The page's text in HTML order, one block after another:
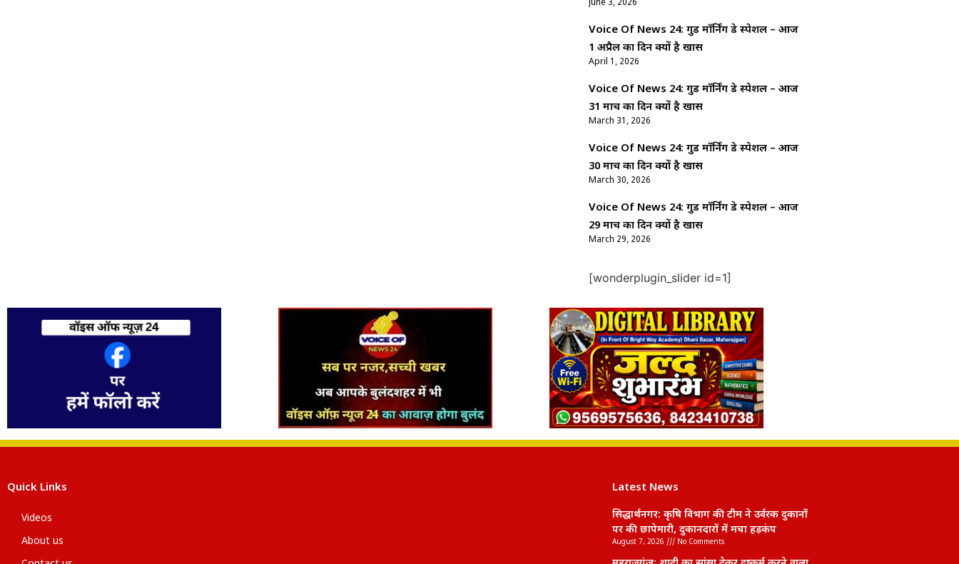
June 3, 2026
Voice Of News 24: गुड माॅर्निंग डे स्पेशल – आज
1 अप्रैल का दिन क्यों है खास
April 1, 2026
Voice Of News 24: गुड माॅर्निंग डे स्पेशल – आज
31 मार्च का दिन क्यों है खास
March 31, 2026
Voice Of News 24: गुड माॅर्निंग डे स्पेशल – आज
30 मार्च का दिन क्यों है खास
March 30, 2026
Voice Of News 24: गुड माॅर्निंग डे स्पेशल – आज
29 मार्च का दिन क्यों है खास
March 29, 2026
[wonderplugin_slider id=1]
Quick Links
Videos
About us
Latest News
सिद्धार्थनगर: कृषि विभाग की टीम ने उर्वरक दुकानों
पर की छापेमारी, दुकानदारों में मचा हड़कंप
August 7, 2026 No Comments